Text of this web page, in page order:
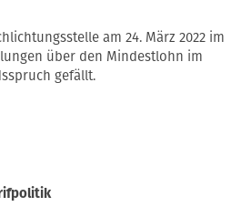
am 24. März 2022 im
über den Mindestlohn im
gefällt.